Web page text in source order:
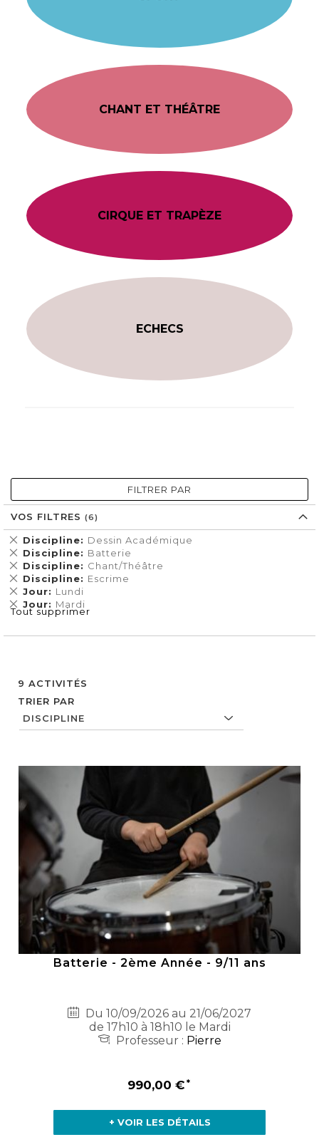
CHANT ET THÉÂTRE
CIRQUE ET TRAPÈZE
ECHECS
9 ACTIVITÉS
TRIER PAR
Batterie - 2ème Année - 9/11 ans
Du 10/09/2026 au 21/06/2027
de 17h10 à 18h10 le Mardi
Professeur : Pierre
990,00 €
+ VOIR LES DÉTAILS
FILTRER PAR
VOS FILTRES
Discipline Dessin Académique
Supprimer
cet
Élément
Discipline Batterie
Supprimer
cet
Élément
Discipline Chant/Théâtre
Supprimer
cet
Élément
Discipline Escrime
Supprimer
cet
Élément
Jour Lundi
Supprimer
cet
Élément
Jour Mardi
Supprimer
cet
Tout supprimer